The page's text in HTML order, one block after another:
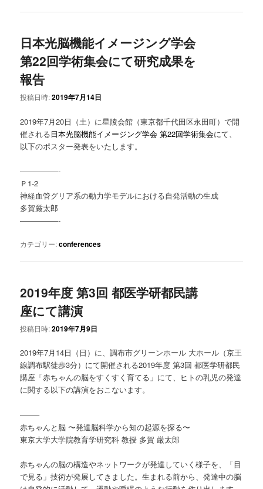
日本光脳機能イメージング学会
第22回学術集会にて研究成果を
報告
投稿日時:2019年7月14日
2019年7月20日（土）に星陵会館（東京都千代田区永田町）で開
催される日本光脳機能イメージング学会 第22回学術集会にて、
以下のポスター発表をいたします。
—————-
Ｐ1-2
神経血管グリア系の動力学モデルにおける自発活動の生成
多賀厳太郎
—————-
カテゴリー:conferences
2019年度 第3回 都医学研都民講
座にて講演
投稿日時:2019年7月9日
2019年7月14日（日）に、調布市グリーンホール 大ホール（京王
線調布駅徒歩3分）にて開催される2019年度 第3回 都医学研都民
講座「赤ちゃんの脳をすくすく育てる」にて、ヒトの乳児の発達
に関する以下の講演をおこないます。
——–
赤ちゃんと脳 〜発達脳科学から知の起源を探る〜
東京大学大学院教育学研究科 教授 多賀 厳太郎
赤ちゃんの脳の構造やネットワークが発達していく様子を、「目
で見る」技術が発展してきました。生まれる前から、発達中の脳